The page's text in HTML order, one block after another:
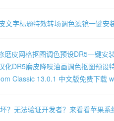
文字标题特效转场调色滤镜一键安
磨皮网格抠图调色预设DR5一键安
化DR5磨皮降噪油画调色抠图预设
Classic 13.0.1 中文版免费下载
？无法验证开发者？来看看苹果